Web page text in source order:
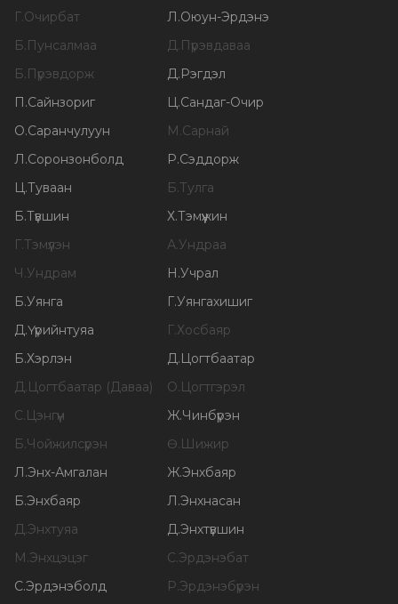
Г.Очирбат Л .Оюун-Эрдэнэ
Б. Пунсалмаа Д. Пүрэвдаваа
Б. Пүрэвдорж Д. Рэгдэл
П .Сайнзориг Ц.Сандаг-Очир
О.Саранчулуун М .Сарнай
Л .Соронзонболд Р.Сэддорж
Ц.Туваан Б.Тулга
Б.Түвшин Х.Тэмүүжин
Г.Тэмүүлэн А.Ундраа
Ч .Ундрам Н .Учрал
Б.Уянга Г.Уянгахишиг
Д.Үүрийнтуяа Г.Хосбаяр
Б.Хэрлэн Д. Цогтбаатар
Д. Цогтбаатар (Даваа) О. Цогтгэрэл
С. Цэнгүүн Ж.Чинбүрэн
Б.Чойжилсүрэн Ө. Шижир
Л .Энх-Амгалан Ж.Энхбаяр
Б.Энхбаяр Л .Энхнасан
Д.Энхтуяа Д.Энхтүвшин
М .Энхцэцэг С.Эрдэнэбат
С.Эрдэнэболд Р.Эрдэнэбүрэн